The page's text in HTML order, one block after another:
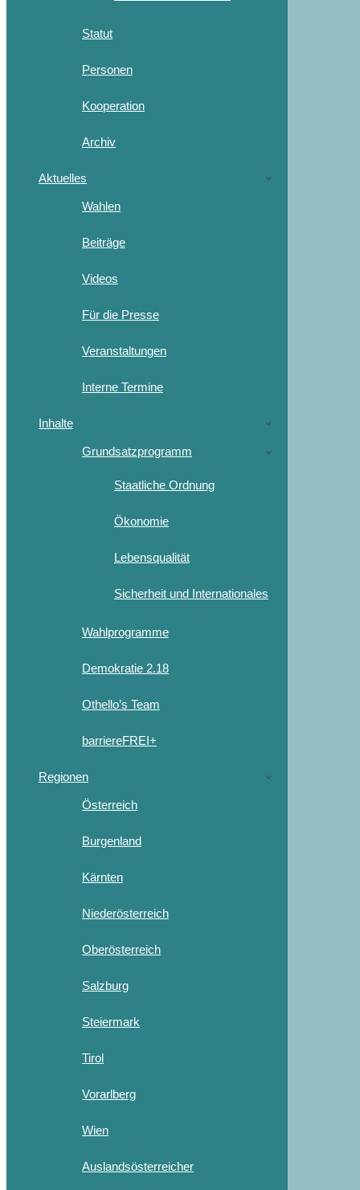
Statut
Personen
Kooperation
Archiv
Aktuelles
Wahlen
Beiträge
Videos
Für die Presse
Veranstaltungen
Interne Termine
Inhalte
Grundsatzprogramm
Staatliche Ordnung
Ökonomie
Lebensqualität
Sicherheit und Internationales
Wahlprogramme
Demokratie 2.18
Othello’s Team
barriereFREI+
Regionen
Österreich
Burgenland
Kärnten
Niederösterreich
Oberösterreich
Salzburg
Steiermark
Tirol
Vorarlberg
Wien
Auslandsösterreicher